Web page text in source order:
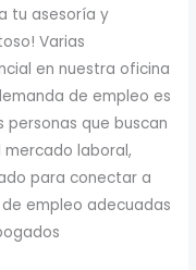
tu asesoría y
Varias
en nuestra oficina
de empleo es
que buscan
laboral,
para conectar a
empleo adecuadas